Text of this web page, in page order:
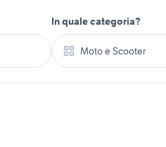
In quale categoria?
Moto e Scooter